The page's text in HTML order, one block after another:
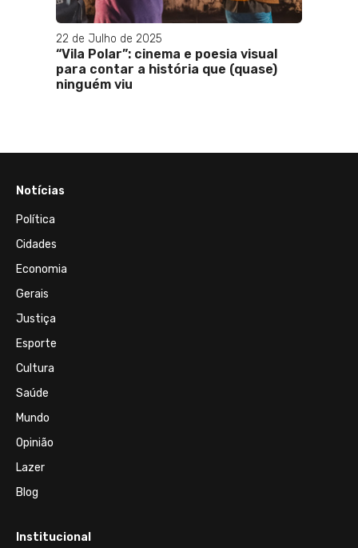
22 de Julho de 2025
“Vila Polar”: cinema e poesia visual
para contar a história que (quase)
ninguém viu
Notícias
Política
Cidades
Economia
Gerais
Justiça
Esporte
Cultura
Saúde
Mundo
Opinião
Lazer
Blog
Institucional